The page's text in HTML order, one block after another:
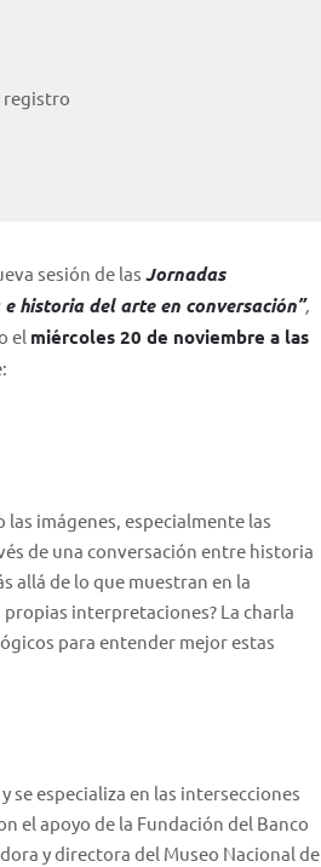
registro
sesión de las Jornadas
historia del arte en conversación”,
el miércoles 20 de noviembre a las
imágenes, especialmente las
de una conversación entre historia
allá de lo que muestran en la
interpretaciones? La charla
para entender mejor estas
se especializa en las intersecciones
el apoyo de la Fundación del Banco
y directora del Museo Nacional de